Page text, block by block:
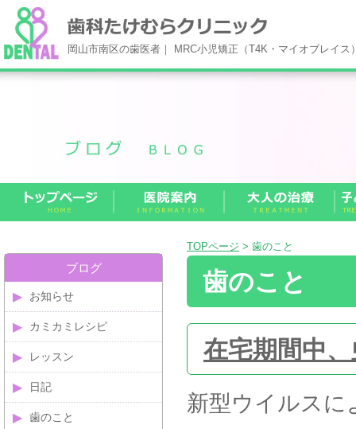
岡山市南区の歯医者｜ MRC小児矯正（T4K・マイオブレイ
TOPページ > 歯のこと
歯のこと
在宅期間中
新型ウイルスに
ブログ
お知らせ
カミカミレシピ
レッスン
日記
歯のこと